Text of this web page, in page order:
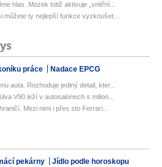
hlas. Mozek totiž aktivuje „vnitřní...
můžete ty nejlepší funkce vyzkoušet...
práce Nadace EPCG
auta. Rozhoduje jediný detail, kter...
V90 leží v autosalonech s milion...
Mezi nimi i přes sto Ferrari...
pekárny Jídlo podle horoskopu